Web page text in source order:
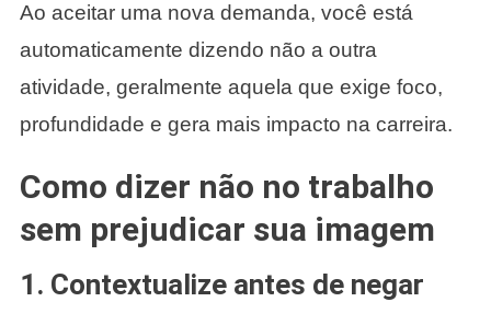
Ao aceitar uma nova demanda, você está
automaticamente dizendo não a outra
atividade, geralmente aquela que exige foco,
profundidade e gera mais impacto na carreira.
Como dizer não no trabalho
sem prejudicar sua imagem
1. Contextualize antes de negar